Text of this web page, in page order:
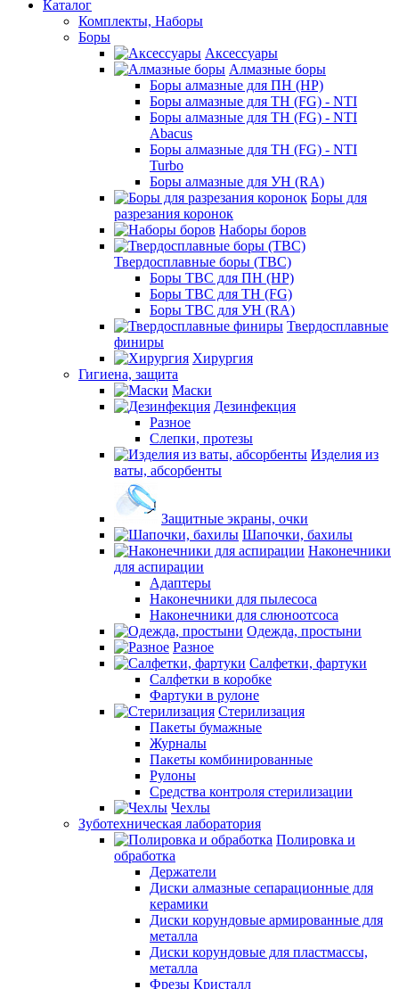
Каталог
Комплекты, Наборы
Боры
Аксессуары
Алмазные боры
Боры алмазные для ПН (HP)
Боры алмазные для ТН (FG) - NTI
Боры алмазные для ТН (FG) - NTI
Abacus
Боры алмазные для ТН (FG) - NTI
Turbo
Боры алмазные для УН (RA)
Боры для
разрезания коронок
Наборы боров
Твердосплавные боры (ТВС)
Боры ТВС для ПН (HP)
Боры ТВС для ТН (FG)
Боры ТВС для УН (RA)
Твердосплавные
финиры
Хирургия
Гигиена, защита
Маски
Дезинфекция
Разное
Слепки, протезы
Изделия из
ваты, абсорбенты
Защитные экраны, очки
Шапочки, бахилы
Наконечники
для аспирации
Адаптеры
Наконечники для пылесоса
Наконечники для слюноотсоса
Одежда, простыни
Разное
Салфетки, фартуки
Салфетки в коробке
Фартуки в рулоне
Стерилизация
Пакеты бумажные
Журналы
Пакеты комбинированные
Рулоны
Средства контроля стерилизации
Чехлы
Зуботехническая лаборатория
Полировка и
обработка
Держатели
Диски алмазные сепарационные для
керамики
Диски корундовые армированные для
металла
Диски корундовые для пластмассы,
металла
Фрезы Кристалл